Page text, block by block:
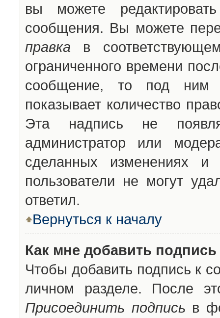
вы можете
сообщения. Вы можете
правка в
ограниченного времени
сообщение, то под ним
показывает количество
Эта надпись не
администратор или
сделанных изменениях
пользователи не могут
ответил.
Вернуться к началу
Как мне добавить
Чтобы добавить подпись к
личном разделе. После
Присоединить подпись в